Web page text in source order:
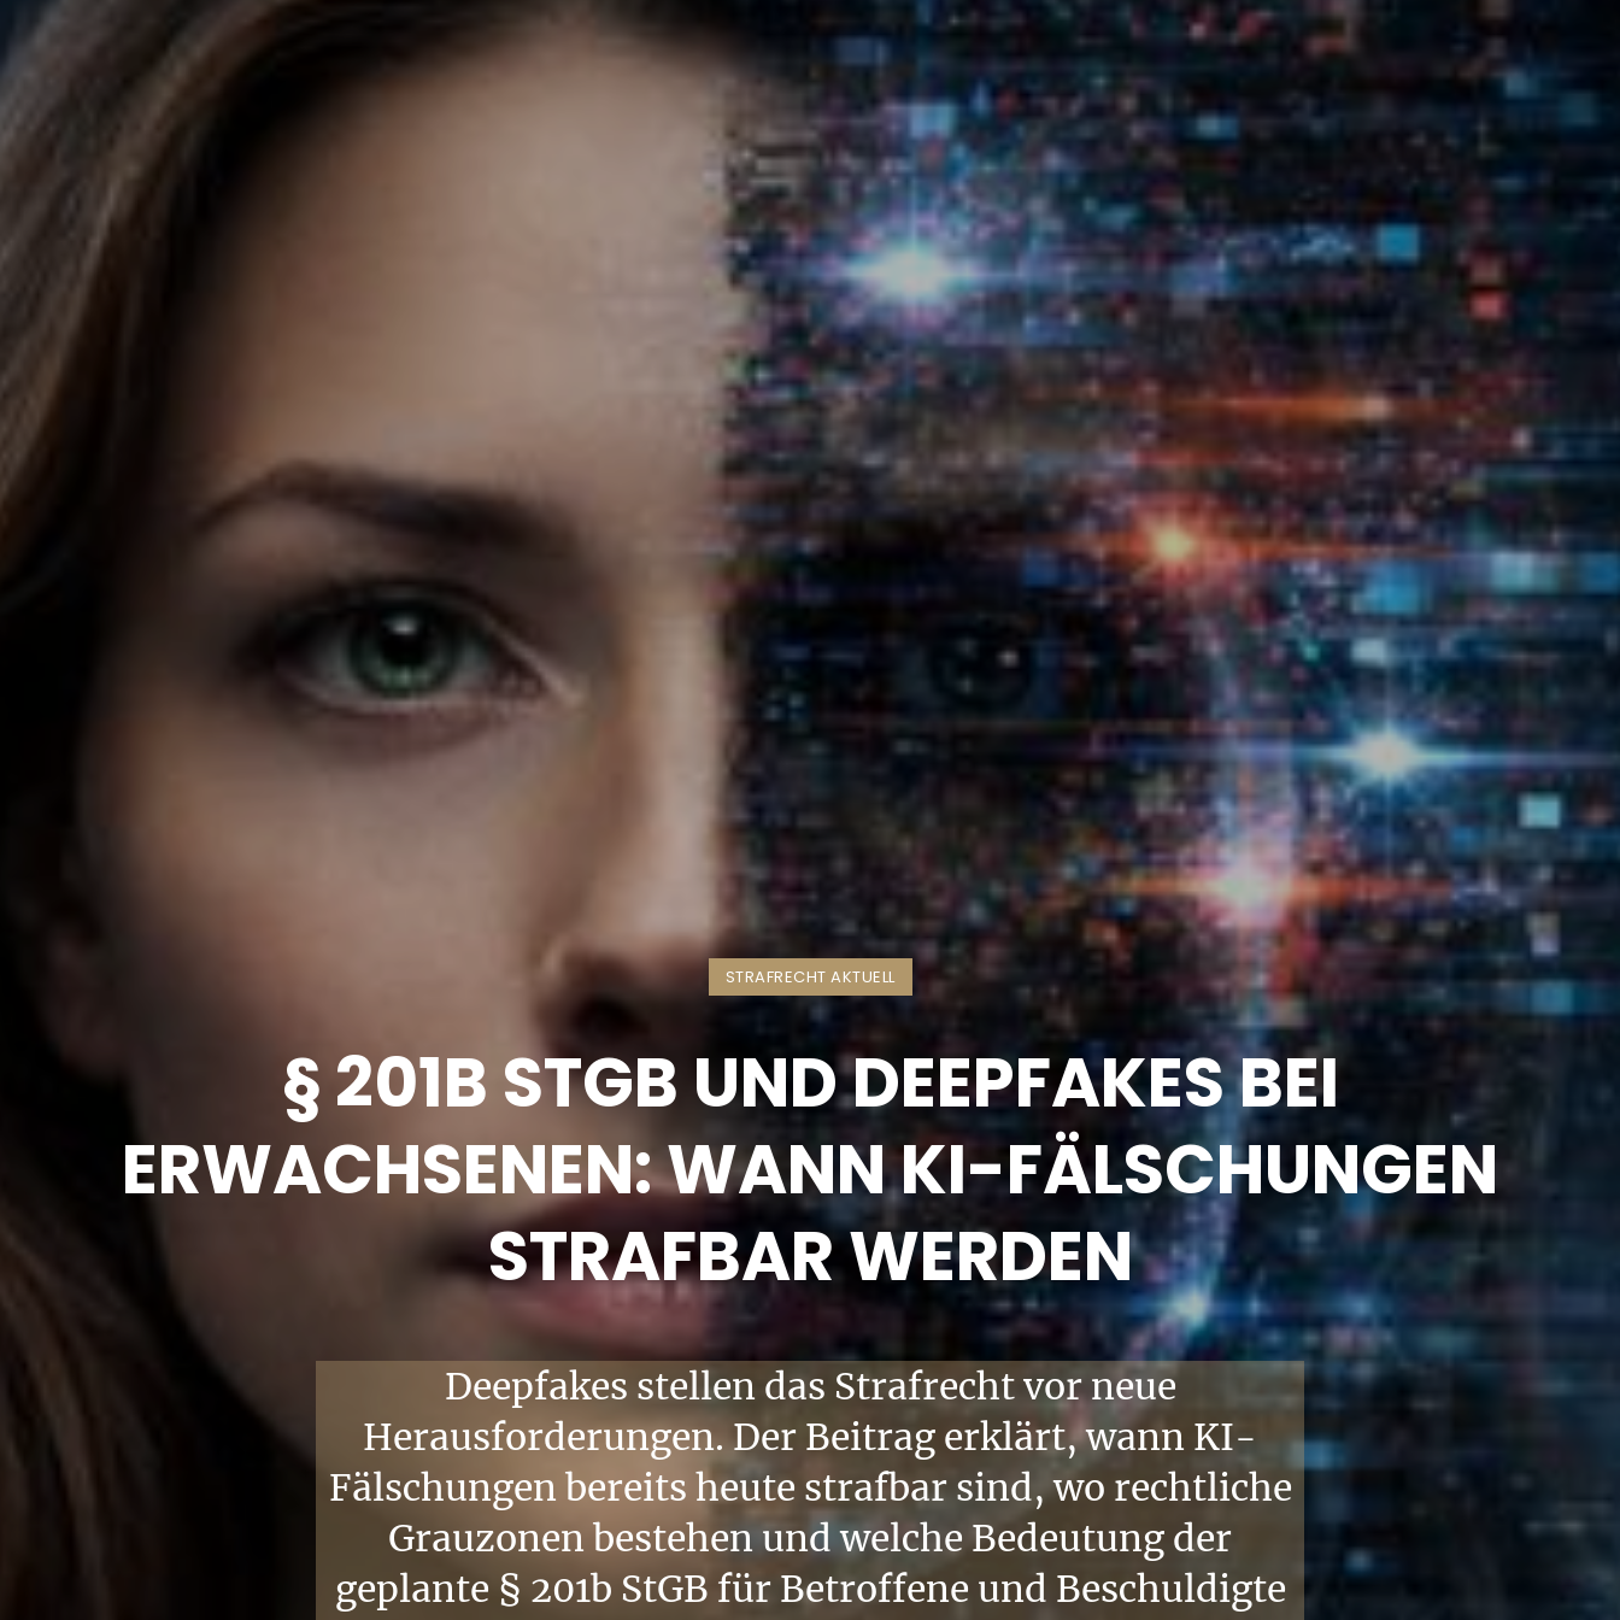
§ 201B STGB UND DEEPFAKES BEI
ERWACHSENEN: WANN KI-FÄLSCHUNGEN
STRAFBAR WERDEN
Deepfakes stellen das Strafrecht vor neue
Herausforderungen. Der Beitrag erklärt, wann KI-
Fälschungen bereits heute strafbar sind, wo rechtliche
Grauzonen bestehen und welche Bedeutung der
geplante § 201b StGB für Betroffene und Beschuldigte
STRAFRECHT AKTUELL